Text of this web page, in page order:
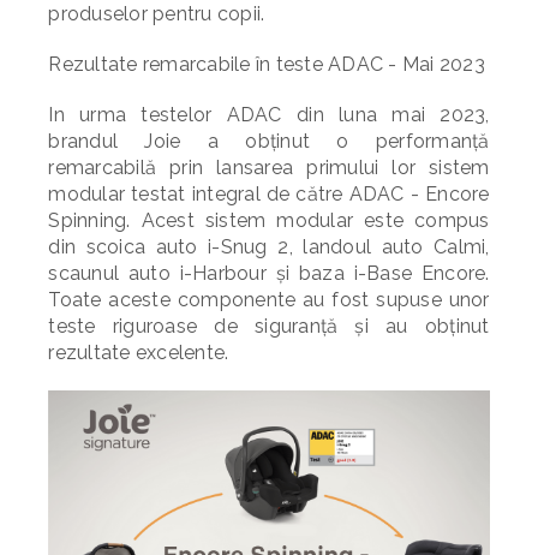
produselor pentru copii.
Rezultate remarcabile în teste ADAC - Mai 2023
In urma testelor ADAC din luna mai 2023,
brandul Joie a obținut o performanță
remarcabilă prin lansarea primului lor sistem
modular testat integral de către ADAC - Encore
Spinning. Acest sistem modular este compus
din scoica auto i-Snug 2, landoul auto Calmi,
scaunul auto i-Harbour și baza i-Base Encore.
Toate aceste componente au fost supuse unor
teste riguroase de siguranță și au obținut
rezultate excelente.